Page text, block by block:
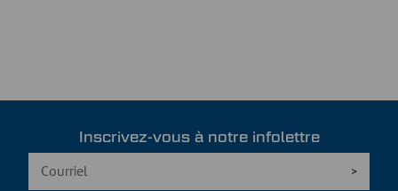
Inscrivez-vous à notre infolettre